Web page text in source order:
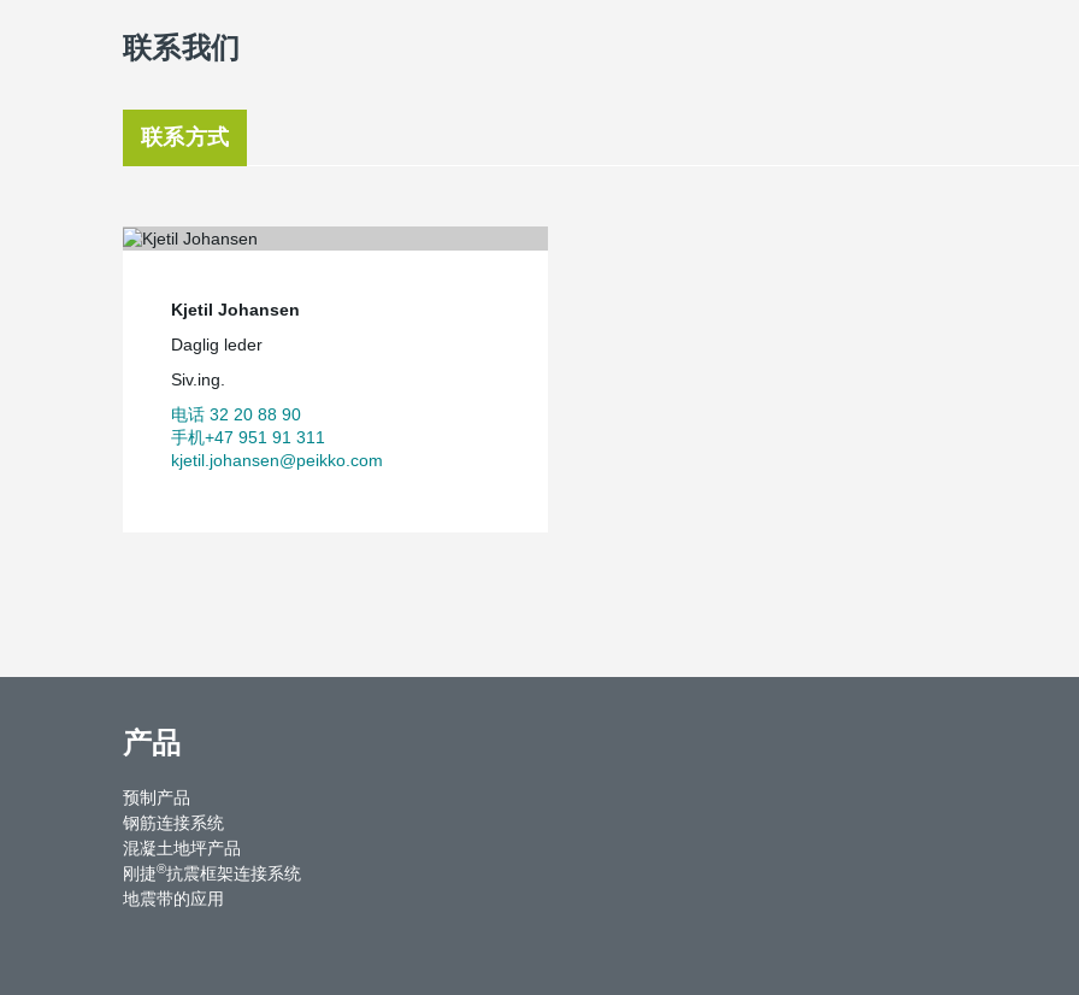
联系我们
联系方式
Kjetil Johansen
Daglig leder
Siv.ing.
电话 32 20 88 90
手机+47 951 91 311
kjetil.johansen@peikko.com
产品
预制产品
钢筋连接系统
混凝土地坪产品
刚捷®抗震框架连接系统
地震带的应用